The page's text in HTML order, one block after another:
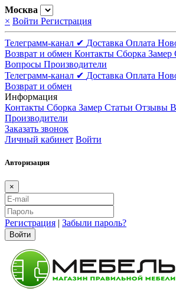
Москва
× Войти Регистрация
Телеграмм-канал ✔ Доставка Оплата
Возврат и обмен Контакты Сборка Замер
Вопросы Производители
Телеграмм-канал ✔ Доставка Оплата
Возврат и обмен
Информация
Контакты Сборка Замер Статьи Отзывы
Производители
Заказать звонок
Личный кабинет Войти
Авторизация
×
Регистрация | Забыли пароль?
Войти